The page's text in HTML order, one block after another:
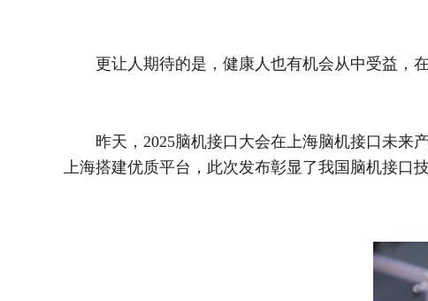
更让人期待的是，健康人也有机会从中受益，在
昨天，2025脑机接口大会在上海脑机接口未来产
上海搭建优质平台，此次发布彰显了我国脑机接口